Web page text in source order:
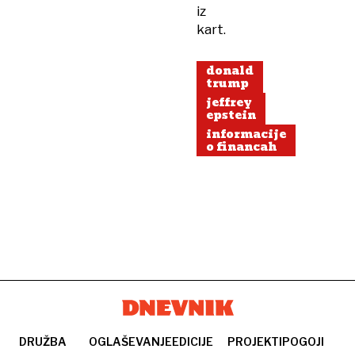
iz
kart.
donald
trump
jeffrey
epstein
informacije
o financah
DRUŽBA
OGLAŠEVANJEEDICIJE
PROJEKTIPOGOJI